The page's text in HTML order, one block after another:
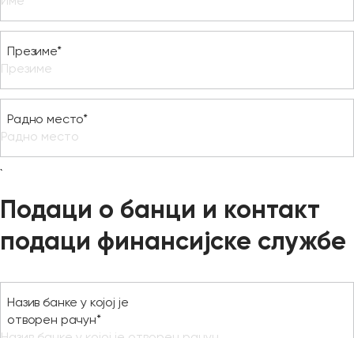
Презиме*
Радно место*
`
Подаци о банци и контакт
подаци финансијске службе
Назив банке у којој је
отворен рачун*